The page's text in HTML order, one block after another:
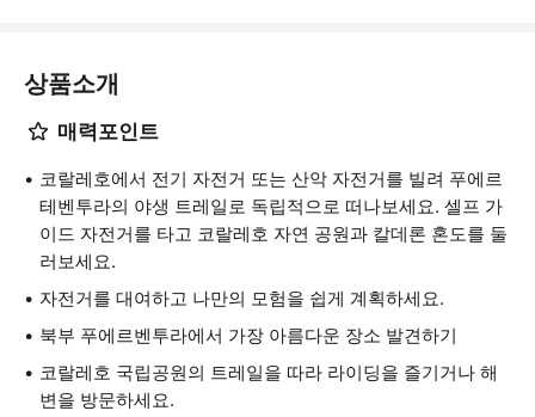
상품소개
매력포인트
코랄레호에서 전기 자전거 또는 산악 자전거를 빌려 푸에르
테벤투라의 야생 트레일로 독립적으로 떠나보세요. 셀프 가
이드 자전거를 타고 코랄레호 자연 공원과 칼데론 혼도를 둘
러보세요.
자전거를 대여하고 나만의 모험을 쉽게 계획하세요.
북부 푸에르벤투라에서 가장 아름다운 장소 발견하기
코랄레호 국립공원의 트레일을 따라 라이딩을 즐기거나 해
변을 방문하세요.